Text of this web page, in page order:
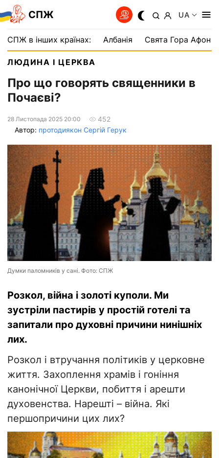
СПЖ UA
СПЖ в інших країнах: Албанія Свята Гора Афон
ЛЮДИНА І ЦЕРКВА
Про що говорять священники в
Почаєві?
28 Листопада 2025 20:00
452
Автор: протодиякон Сергій Герук
Думки паломників у сані. Фото: СПЖ
Розкол, війна і золоті куполи. Ми
зустріли пастирів у простій готелі та
запитали про духовні причини нинішніх
лих.
Розкол і втручання політиків у церковне
життя. Захоплення храмів і гоніння
канонічної Церкви, побиття і арешти
духовенства. Нарешті – війна. Які
першопричини цих лих?